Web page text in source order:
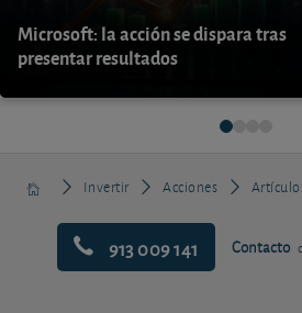
Microsoft: la acción se dispara tras
presentar resultados
Invertir Acciones
913 009 141 Contacto